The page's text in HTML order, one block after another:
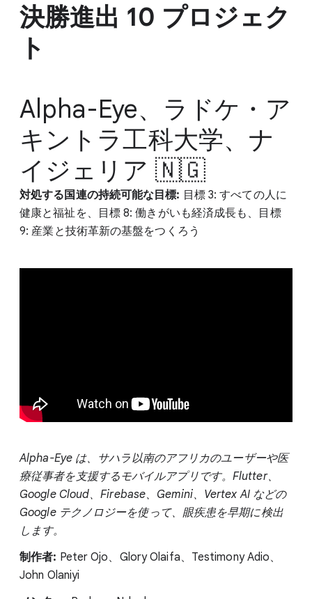
決勝進出 10 プロジェク
ト
Alpha-Eye、ラドケ・ア
キントラ工科大学、ナ
イジェリア 🇳🇬
対処する国連の持続可能な目標: 目標 3: すべての人に
健康と福祉を、目標 8: 働きがいも経済成長も、目標
9: 産業と技術革新の基盤をつくろう
Alpha-Eye は、サハラ以南のアフリカのユーザーや医
療従事者を支援するモバイルアプリです。Flutter、
Google Cloud、Firebase、Gemini、Vertex AI などの
Google テクノロジーを使って、眼疾患を早期に検出
します。
制作者: Peter Ojo、Glory Olaifa、Testimony Adio、
John Olaniyi